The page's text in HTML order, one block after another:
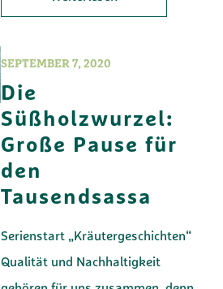
SEPTEMBER 7, 2020
Die
Süßholzwurzel:
Große Pause für
den
Tausendsassa
Serienstart „Kräutergeschichten“
Qualität und Nachhaltigkeit